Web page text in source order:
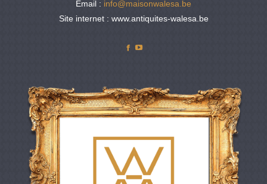
Email : info@maisonwalesa.be
Site internet : www.antiquites-walesa.be
Facebook